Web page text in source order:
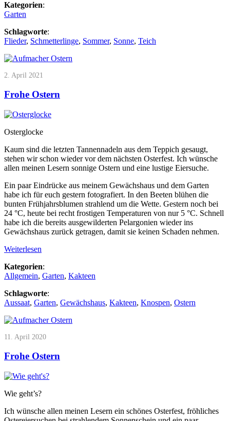
Kategorien:
Garten
Schlagworte:
Flieder, Schmetterlinge, Sommer, Sonne, Teich
2. April 2021
Frohe Ostern
Osterglocke
Kaum sind die letzten Tannennadeln aus dem Teppich gesaugt,
stehen wir schon wieder vor dem nächsten Osterfest. Ich wünsche
allen meinen Lesern sonnige Ostern und eine lustige Eiersuche.
Ein paar Eindrücke aus meinem Gewächshaus und dem Garten
habe ich für euch gestern fotografiert. In den Beeten blühen die
bunten Frühjahrsblumen strahlend um die Wette. Gestern noch bei
24 °C, heute bei recht frostigen Temperaturen von nur 5 °C. Schnell
habe ich die bereits ausgewilderten Pelargonien wieder ins
Gewächshaus zurück getragen, damit sie keinen Schaden nehmen.
Weiterlesen
Kategorien:
Allgemein, Garten, Kakteen
Schlagworte:
Aussaat, Garten, Gewächshaus, Kakteen, Knospen, Ostern
11. April 2020
Frohe Ostern
Wie geht’s?
Ich wünsche allen meinen Lesern ein schönes Osterfest, fröhliches